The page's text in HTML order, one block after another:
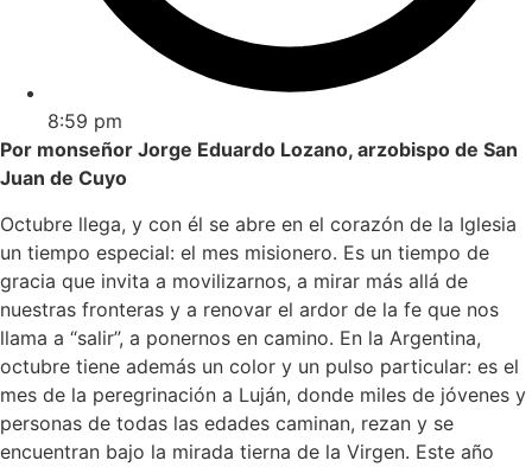
8:59 pm
Por monseñor Jorge Eduardo Lozano, arzobispo de San
Juan de Cuyo
Octubre llega, y con él se abre en el corazón de la Iglesia
un tiempo especial: el mes misionero. Es un tiempo de
gracia que invita a movilizarnos, a mirar más allá de
nuestras fronteras y a renovar el ardor de la fe que nos
llama a “salir”, a ponernos en camino. En la Argentina,
octubre tiene además un color y un pulso particular: es el
mes de la peregrinación a Luján, donde miles de jóvenes y
personas de todas las edades caminan, rezan y se
encuentran bajo la mirada tierna de la Virgen. Este año